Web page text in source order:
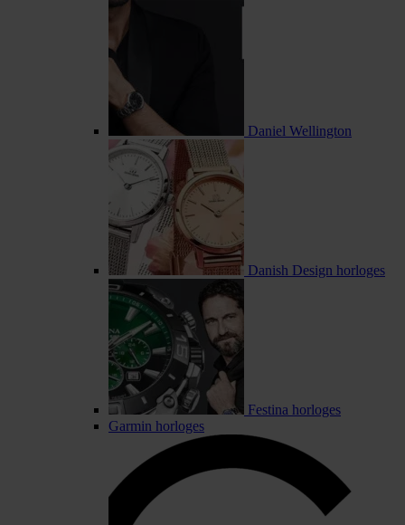
Daniel Wellington
Danish Design horloges
Festina horloges
Garmin horloges